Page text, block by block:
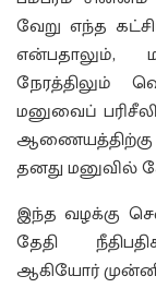
வேறு எந்த
என்பதாலும்,
நேரத்திலும்
மனுவைப்
தனது மனுவில்
இந்த வழக்கு
தேதி
ஆகியோர்